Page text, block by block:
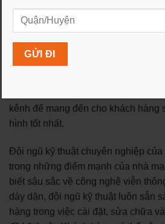
Một điểm đáng chú ý khác của FPT
truyền hình số đa dạng. Khách
hàng trăm kênh truyền hình chất
kênh để mang đến cho khách hàng
hình tốt nhất.
Đội ngũ kỹ thuật chuyên nghiệp của
trong những điểm mạnh của nhà
biết sâu sắc về công nghệ viễn
dày dặn, đội ngũ kỹ thuật luôn sẵn
hàng trong việc cài đặt, sửa chữa